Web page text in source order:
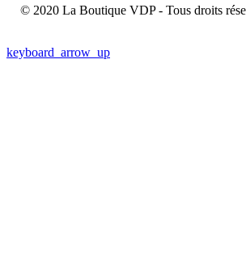
© 2020 La Boutique VDP - Tous droits
keyboard_arrow_up